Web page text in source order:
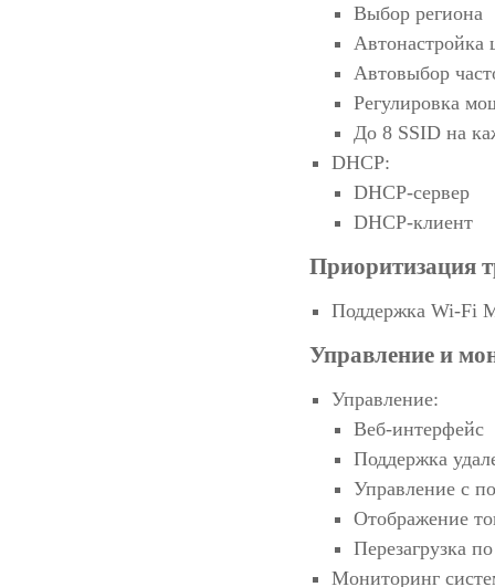
Выбор региона
Автовыбор
Регулировка
До 8 SSID на
DHCP:
DHCP-сервер
DHCP-клиент
Приоритизация
Поддержка Wi-Fi
Управление и
Управление:
Веб-интерфейс
Поддержка
Управление с
Отображение
Перезагрузка
Мониторинг